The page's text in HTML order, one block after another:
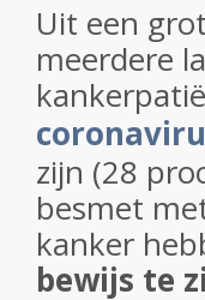
Uit een
meerdere
zijn (28
besmet
kanker
bewijs te